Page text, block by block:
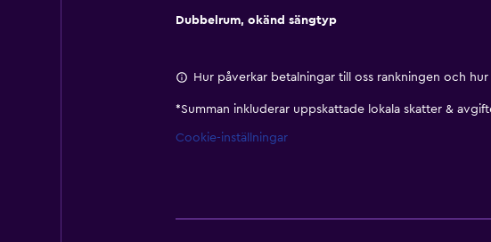
Dubbelrum, okänd sängtyp
Hur påverkar betalningar till oss rankningen och
*Summan inkluderar uppskattade lokala skatter &
Cookie-inställningar